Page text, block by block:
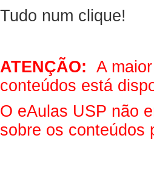
Tudo num clique!
ATENÇÃO: A
conteúdos está
O eAulas USP não
sobre os conteúdos